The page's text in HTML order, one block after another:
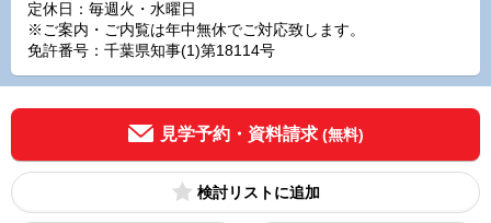
定休日：毎週火・水曜日
※ご案内・ご内覧は年中無休でご対応致します。
免許番号：千葉県知事(1)第18114号
見学予約・資料請求 (無料)
検討リスト